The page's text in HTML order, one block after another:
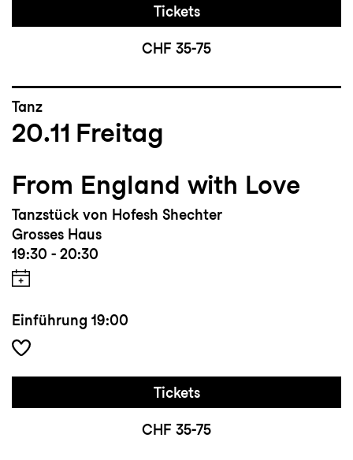
Tickets
CHF 35-75
Tanz
20.11 Freitag
From England with Love
Tanzstück von Hofesh Shechter
Grosses Haus
19:30 - 20:30
Einführung 19:00
Tickets
CHF 35-75